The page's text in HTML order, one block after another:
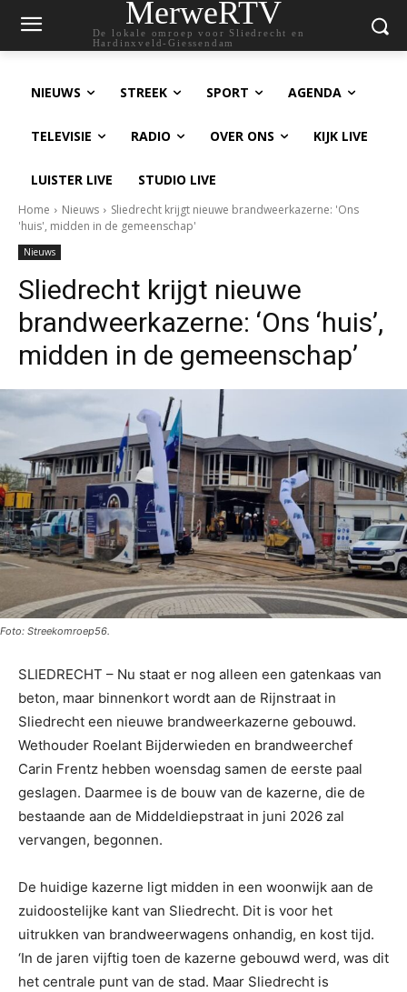
MerweRTV
De lokale omroep voor Sliedrecht en
Hardinxveld-Giessendam
NIEUWS STREEK SPORT AGENDA
TELEVISIE RADIO OVER ONS KIJK LIVE
LUISTER LIVE STUDIO LIVE
Home Nieuws
Sliedrecht krijgt nieuwe brandweerkazerne: 'Ons
'huis', midden in de gemeenschap'
Nieuws
Sliedrecht krijgt nieuwe
brandweerkazerne: ‘Ons ‘huis’,
midden in de gemeenschap’
Foto: Streekomroep56.
SLIEDRECHT – Nu staat er nog alleen een gatenkaas van
beton, maar binnenkort wordt aan de Rijnstraat in
Sliedrecht een nieuwe brandweerkazerne gebouwd.
Wethouder Roelant Bijderwieden en brandweerchef
Carin Frentz hebben woensdag samen de eerste paal
geslagen. Daarmee is de bouw van de kazerne, die de
bestaande aan de Middeldiepstraat in juni 2026 zal
vervangen, begonnen.
De huidige kazerne ligt midden in een woonwijk aan de
zuidoostelijke kant van Sliedrecht. Dit is voor het
uitrukken van brandweerwagens onhandig, en kost tijd.
‘In de jaren vijftig toen de kazerne gebouwd werd, was dit
het centrale punt van de stad. Maar Sliedrecht is